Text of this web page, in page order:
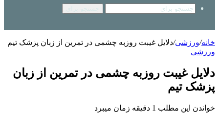
خانه/ورزشی/دلایل غیبت روزبه چشمی در تمرین از زبان پزشک تیم
ورزشی
دلایل غیبت روزبه چشمی در تمرین از زبان
پزشک تیم
خواندن این مطلب 1 دقیقه زمان میبرد